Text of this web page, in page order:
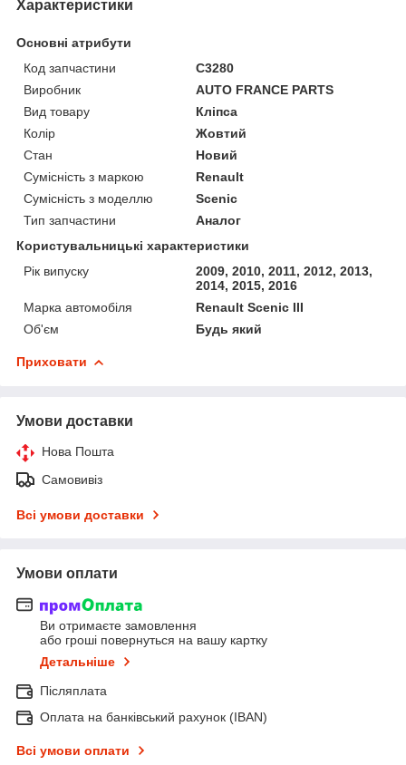
Характеристики
Основні атрибути
Код запчастини
C3280
Виробник
AUTO FRANCE PARTS
Вид товару
Кліпса
Колір
Жовтий
Стан
Новий
Сумісність з маркою
Renault
Сумісність з моделлю
Scenic
Тип запчастини
Аналог
Користувальницькі характеристики
Рік випуску
2009, 2010, 2011, 2012, 2013,
2014, 2015, 2016
Марка автомобіля
Renault Scenic III
Об'єм
Будь який
Приховати
Умови доставки
Нова Пошта
Самовивіз
Всі умови доставки
Умови оплати
Ви отримаєте замовлення
або гроші повернуться на вашу картку
Детальніше
Післяплата
Оплата на банківський рахунок (IBAN)
Всі умови оплати